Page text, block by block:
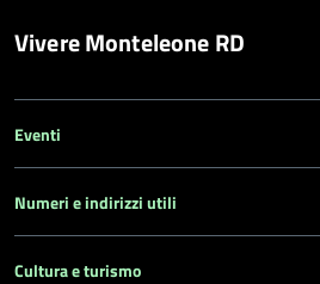
Vivere Monteleone RD
Eventi
Numeri e indirizzi utili
Cultura e turismo